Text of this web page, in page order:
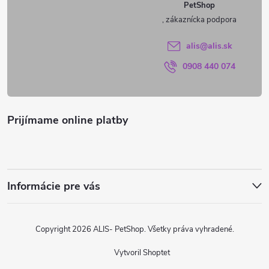
PetShop
alis@alis.sk
0908 440 074
Prijímame online platby
Informácie pre vás
Vytvoril Shoptet
Copyright 2026 ALIS- PetShop. Všetky práva vyhradené.